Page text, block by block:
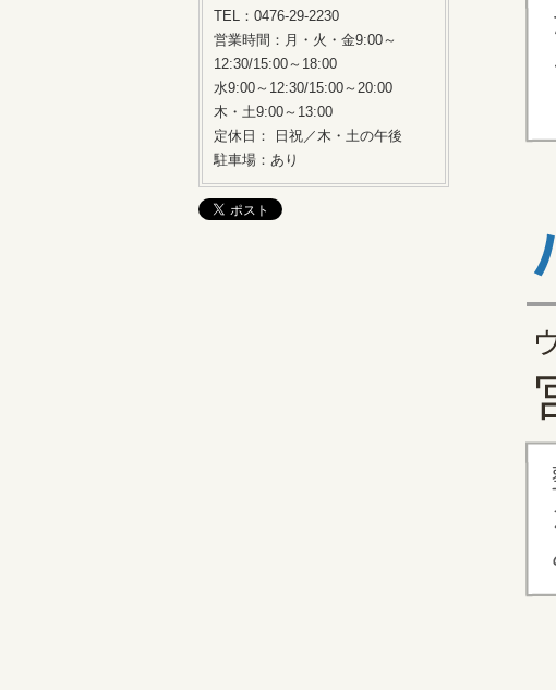
TEL：0476-29-2230
営業時間：月・火・金9:00～
12:30/15:00～18:00
水9:00～12:30/15:00～20:00
木・土9:00～13:00
定休日： 日祝／木・土の午後
駐車場：あり